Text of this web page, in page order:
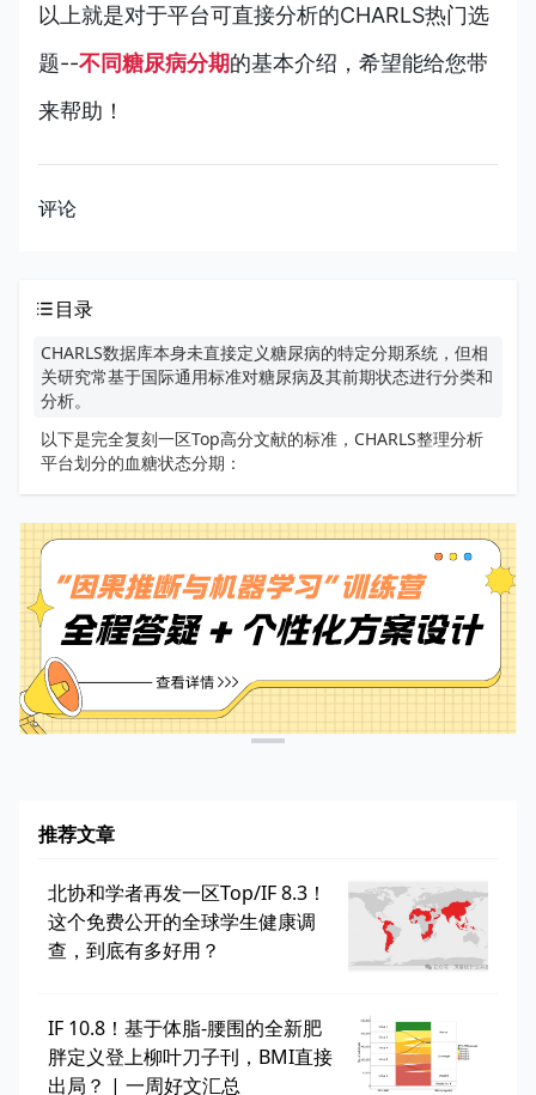
以上就是对于平台可直接分析的CHARLS热门选
题--不同糖尿病分期的基本介绍，希望能给您带
来帮助！
评论
目录
CHARLS数据库本身未直接定义糖尿病的特定分期系统，但相
关研究常基于国际通用标准对糖尿病及其前期状态进行分类和
分析。
以下是完全复刻一区Top高分文献的标准，CHARLS整理分析
平台划分的血糖状态分期：
推荐文章
北协和学者再发一区Top/IF 8.3！
这个免费公开的全球学生健康调
查，到底有多好用？
IF 10.8！基于体脂-腰围的全新肥
胖定义登上柳叶刀子刊，BMI直接
出局？ | 一周好文汇总